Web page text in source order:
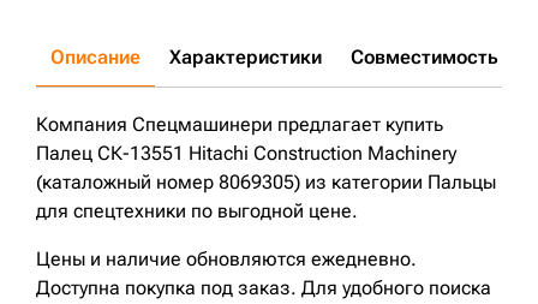
Описание Характеристики Совместимость
Компания Спецмашинери предлагает купить
Палец СК-13551 Hitachi Construction Machinery
(каталожный номер 8069305) из категории Пальцы
для спецтехники по выгодной цене.
Цены и наличие обновляются ежедневно.
Доступна покупка под заказ. Для удобного поиска